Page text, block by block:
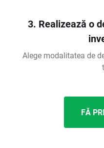
3. Realizează o
Alege modalitatea de
FĂ